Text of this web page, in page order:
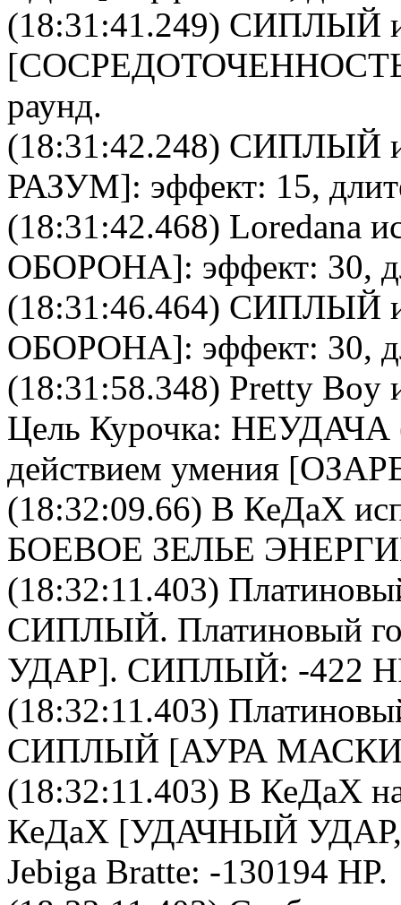
(18:31:41.249) СИПЛЫЙ
[
раунд.
(18:31:42.248) СИПЛЫЙ
РАЗУМ]: эффект: 15,
(18:31:42.468) Loredana
ОБОРОНА]: эффект: 30,
(18:31:46.464) СИПЛЫЙ
ОБОРОНА]: эффект: 30,
(18:31:58.348) Pretty Boy
Цель Курочка: НЕУДАЧА
действием умения
(18:32:09.66) В КеДаХ
БОЕВОЕ ЗЕЛЬЕ
(18:32:11.403)
СИПЛЫЙ. Платиновый
УДАР]. СИПЛЫЙ: -422
(18:32:11.403)
СИПЛЫЙ [АУРА
(18:32:11.403) В КеДаХ
КеДаХ [УДАЧНЫЙ
Jebiga Bratte: -130194 HP.